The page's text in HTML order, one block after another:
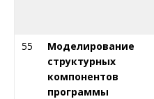
55
Моделирование
структурных
компонентов
программы